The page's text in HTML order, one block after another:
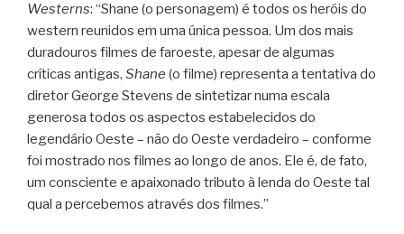
Westerns: “Shane (o personagem) é todos os heróis do
western reunidos em uma única pessoa. Um dos mais
duradouros filmes de faroeste, apesar de algumas
críticas antigas, Shane (o filme) representa a tentativa do
diretor George Stevens de sintetizar numa escala
generosa todos os aspectos estabelecidos do
legendário Oeste – não do Oeste verdadeiro – conforme
foi mostrado nos filmes ao longo de anos. Ele é, de fato,
um consciente e apaixonado tributo à lenda do Oeste tal
qual a percebemos através dos filmes.”